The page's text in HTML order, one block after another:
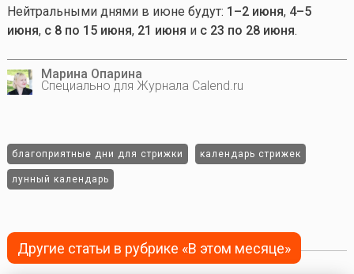
Нейтральными днями в июне будут: 1–2 июня, 4–5
июня, с 8 по 15 июня, 21 июня и с 23 по 28 июня.
Марина Опарина
Специально для Журнала Calend.ru
благоприятные дни для стрижки календарь стрижек
лунный календарь
Другие статьи в рубрике «В этом месяце»